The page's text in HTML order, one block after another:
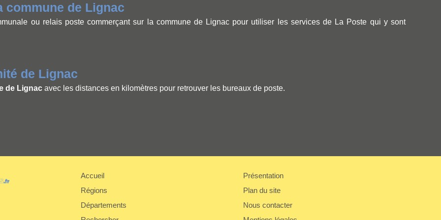
commune de Lignac
ou relais poste commerçant sur la commune de Lignac pour utiliser les services de La Poste qui y sont
de Lignac
de Lignac avec les distances en kilomètres pour retrouver les bureaux de poste.
Accueil
Régions
Départements
Présentation
Plan du site
Nous contacter